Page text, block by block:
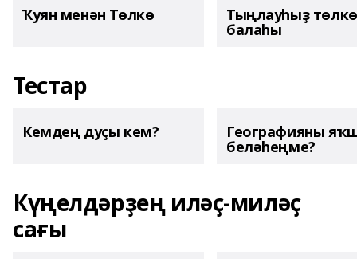
Ҡуян менән Төлкө Тыңлауһыҙ төлкө
балаһы
Тестар
Кемдең дуҫы кем? Географияны
беләһеңме?
Күңелдәрҙең иләҫ-миләҫ
сағы